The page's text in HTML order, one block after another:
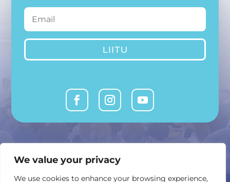
We value your privacy
We use cookies to enhance your browsing experience,
LIITU
MTÜ Avatud Vabariik